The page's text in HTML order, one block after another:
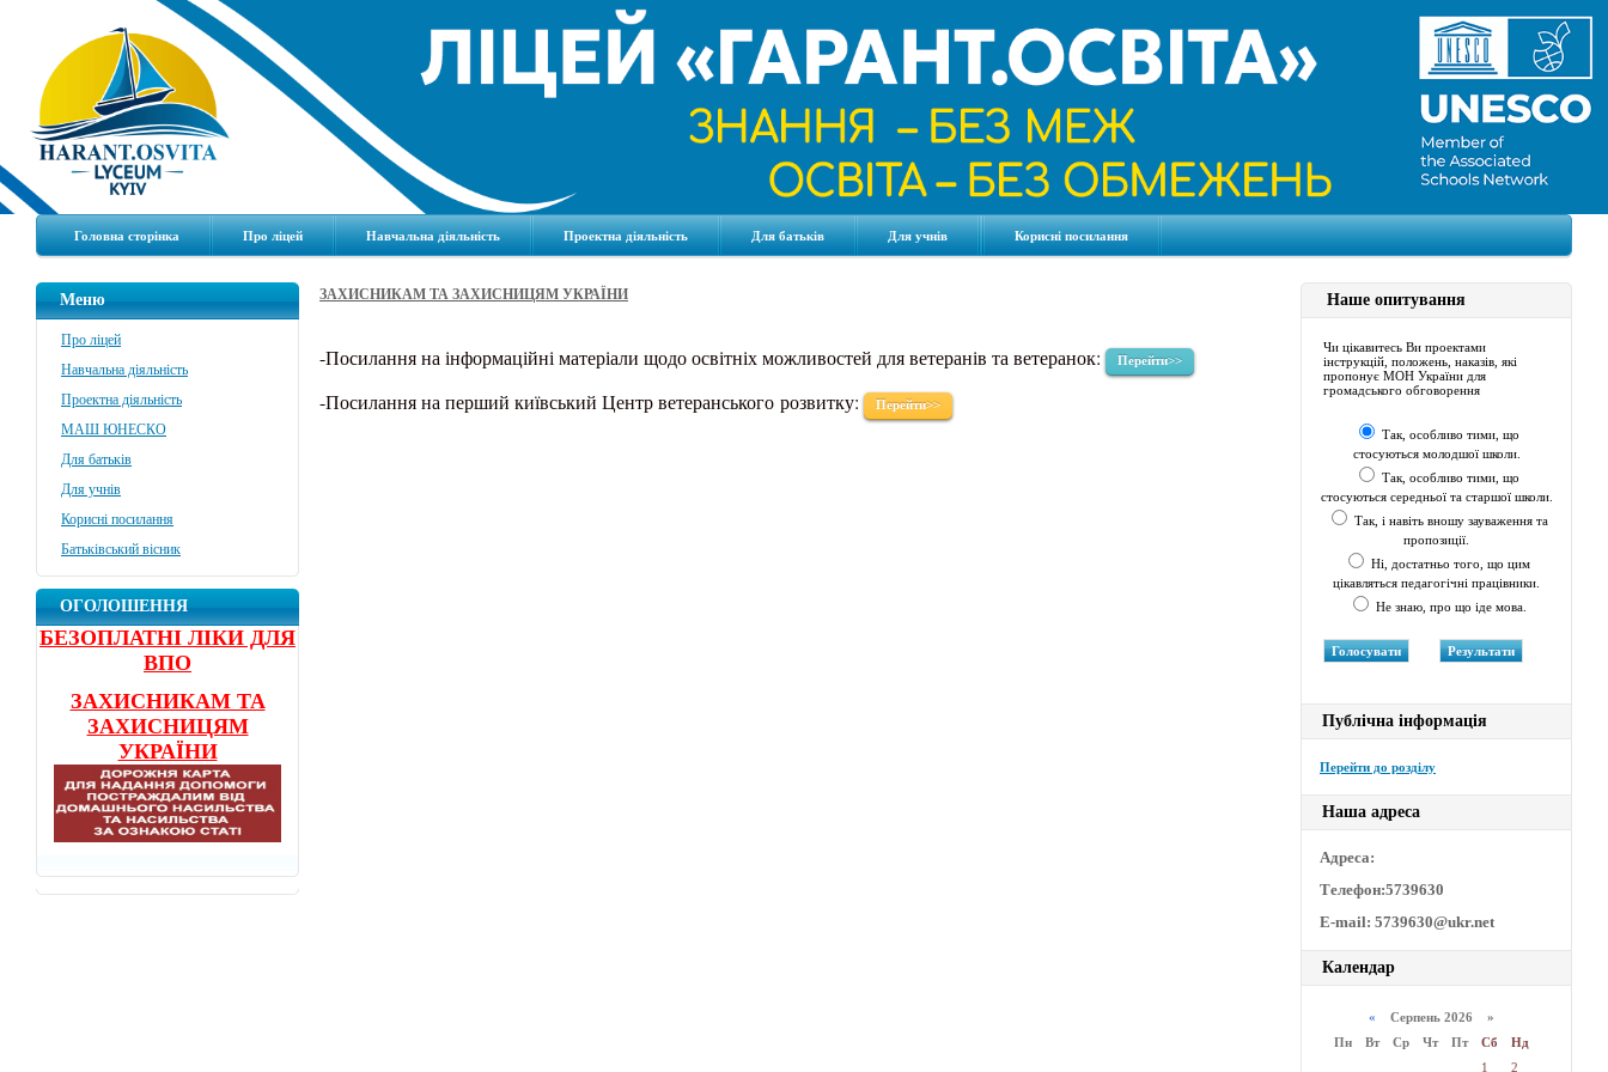
Головна сторінка Про ліцей Навчальна діяльність Проектна діяльність Для батьків Для учнів Корисні посилання
Меню
Про ліцей
Навчальна діяльність
Проектна діяльність
МАШ ЮНЕСКО
Для батьків
Для учнів
Корисні посилання
Батьківський вісник
ОГОЛОШЕННЯ
БЕЗОПЛАТНІ ЛІКИ ДЛЯ
ВПО
ЗАХИСНИКАМ ТА
ЗАХИСНИЦЯМ
УКРАЇНИ
ЗАХИСНИКАМ ТА ЗАХИСНИЦЯМ УКРАЇНИ
-Посилання на інформаційні матеріали щодоосвітніх можливостей для ветеранів та ветеранок: Перейти>>
-Посилання на перший київський Центр ветеранського розвитку: Перейти>>
Наше опитування
Чи цікавитесь Ви проектами
інструкцій, положень, наказів, які
пропонує МОН України для
громадського обговорення
Так, особливо тими, що
стосуються молодшої школи.
Так, особливо тими, що
стосуються середньої та старшої школи.
Так, і навіть вношу зауваження та
пропозиції.
Ні, достатньо того, що цим
цікавляться педагогічні працівники.
Не знаю, про що іде мова.
Публічна інформація
Перейти до розділу
Наша адреса
Адреса:
Телефон:5739630
E-mail: 5739630@ukr.net
Календар
« Серпень 2026 »
Пн
Вт Ср Чт Пт Сб
Нд
1
2